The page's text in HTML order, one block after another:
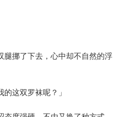
挪了下去，心中却不自然的浮
这双罗袜呢？」